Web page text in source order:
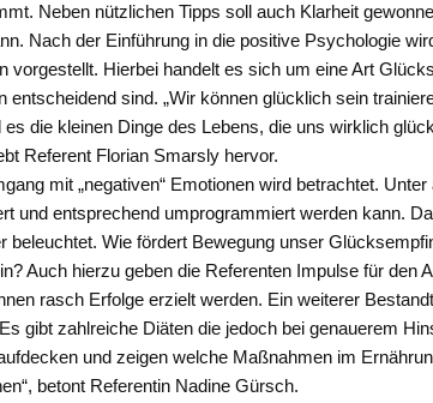
Neben nützlichen Tipps soll auch Klarheit
Nach der Einführung in die positive Psychologie
vorgestellt. Hierbei handelt es sich um eine Art
entscheidend sind. „Wir können glücklich sein
die kleinen Dinge des Lebens, die uns wirklich
Referent Florian Smarsly hervor.
mit „negativen“ Emotionen wird betrachtet.
und entsprechend umprogrammiert werden kann.
beleuchtet. Wie fördert Bewegung unser
Auch hierzu geben die Referenten Impulse für den
rasch Erfolge erzielt werden. Ein weiterer
gibt zahlreiche Diäten die jedoch bei genauerem
und zeigen welche Maßnahmen im
betont Referentin Nadine Gürsch.